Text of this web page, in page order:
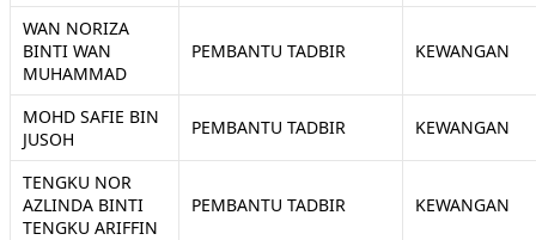
WAN NORIZA
BINTI WAN
MUHAMMAD
PEMBANTU TADBIR KEWANGAN
MOHD SAFIE BIN
JUSOH
PEMBANTU TADBIR KEWANGAN
TENGKU NOR
AZLINDA BINTI
TENGKU ARIFFIN
PEMBANTU TADBIR KEWANGAN